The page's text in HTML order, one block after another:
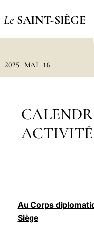
Le SAINT-SIÈGE
2025 MAI 16
Au Corps
Siège